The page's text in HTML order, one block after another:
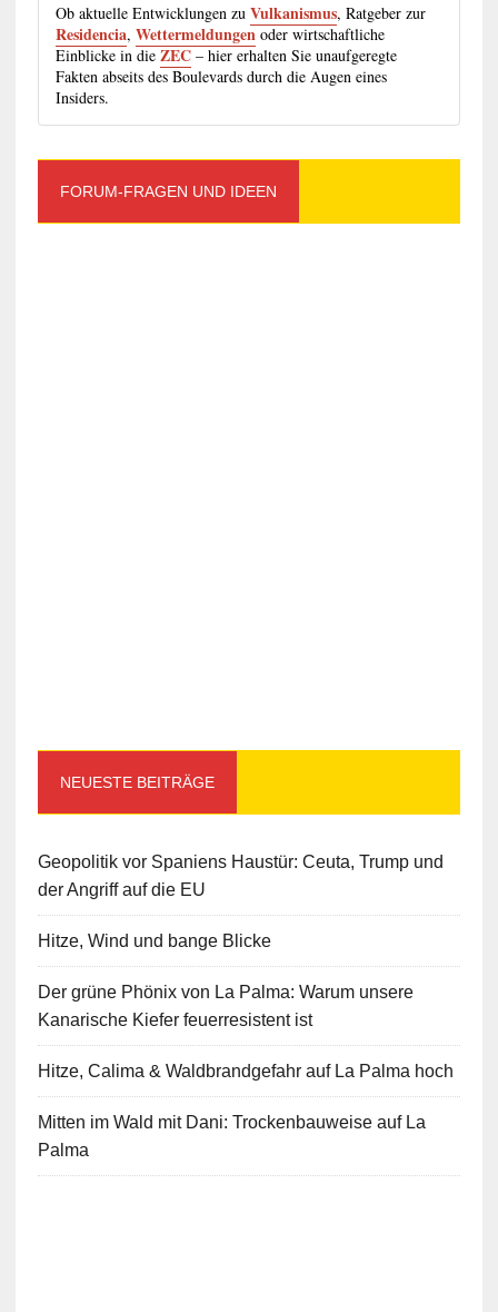
Ob aktuelle Entwicklungen zu Vulkanismus, Ratgeber zur
Residencia, Wettermeldungenoder wirtschaftliche
Einblicke in die ZEC– hier erhalten Sie unaufgeregte
Fakten abseits des Boulevards durch die Augen eines
Insiders.
FORUM-FRAGEN UND IDEEN
NEUESTE BEITRÄGE
Geopolitik vor Spaniens Haustür: Ceuta, Trump und
der Angriff auf die EU
Hitze, Wind und bange Blicke
Der grüne Phönix von La Palma: Warum unsere
Kanarische Kiefer feuerresistent ist
Hitze, Calima & Waldbrandgefahr auf La Palma hoch
Mitten im Wald mit Dani: Trockenbauweise auf La
Palma